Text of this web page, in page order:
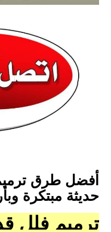
أفضل طرق
حديثة مبتكرة
ترميم فلل